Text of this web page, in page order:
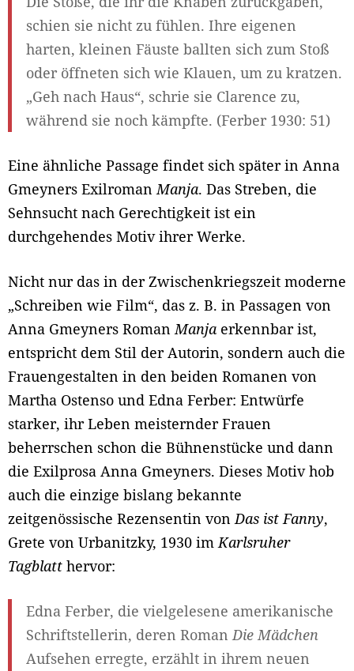
schien sie nicht zu fühlen. Ihre eigenen
harten, kleinen Fäuste ballten sich zum Stoß
oder öffneten sich wie Klauen, um zu kratzen.
„Geh nach Haus“, schrie sie Clarence zu,
während sie noch kämpfte. (Ferber 1930: 51)
Eine ähnliche Passage findet sich später in Anna
Gmeyners Exilroman Manja. Das Streben, die
Sehnsucht nach Gerechtigkeit ist ein
durchgehendes Motiv ihrer Werke.
Nicht nur das in der Zwischenkriegszeit moderne
„Schreiben wie Film“, das z. B. in Passagen von
Anna Gmeyners Roman Manja erkennbar ist,
entspricht dem Stil der Autorin, sondern auch die
Frauengestalten in den beiden Romanen von
Martha Ostenso und Edna Ferber: Entwürfe
starker, ihr Leben meisternder Frauen
beherrschen schon die Bühnenstücke und dann
die Exilprosa Anna Gmeyners. Dieses Motiv hob
auch die einzige bislang bekannte
zeitgenössische Rezensentin von Das ist Fanny,
Grete von Urbanitzky, 1930 im Karlsruher
Tagblatt hervor:
Edna Ferber, die vielgelesene amerikanische
Schriftstellerin, deren Roman Die Mädchen
Aufsehen erregte, erzählt in ihrem neuen